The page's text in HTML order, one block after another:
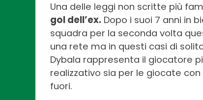
Una delle leggi non scritte più
gol dell’ex. Dopo i suoi 7 anni in
squadra per la seconda volta
una rete ma in questi casi di
Dybala rappresenta il giocatore
realizzativo sia per le giocate
fuori.